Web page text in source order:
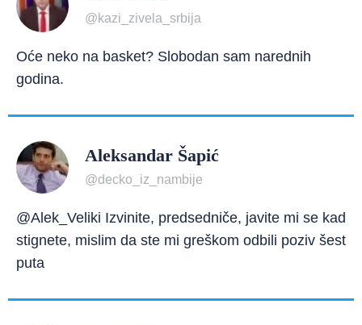
@kazi_zivela_srbija
Oće neko na basket? Slobodan sam narednih
godina.
Aleksandar Šapić
@decko_iz_nambije
@Alek_Veliki Izvinite, predsedniče, javite mi se kad
stignete, mislim da ste mi greškom odbili poziv šest
puta